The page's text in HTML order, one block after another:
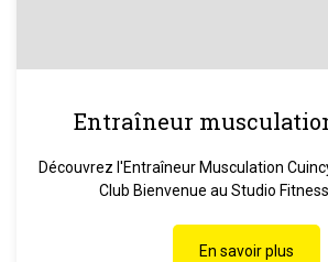
Entraîneur
Découvrez l'Entraîneur Musculation
Club Bienvenue au Studio Fitness
En savoir plus